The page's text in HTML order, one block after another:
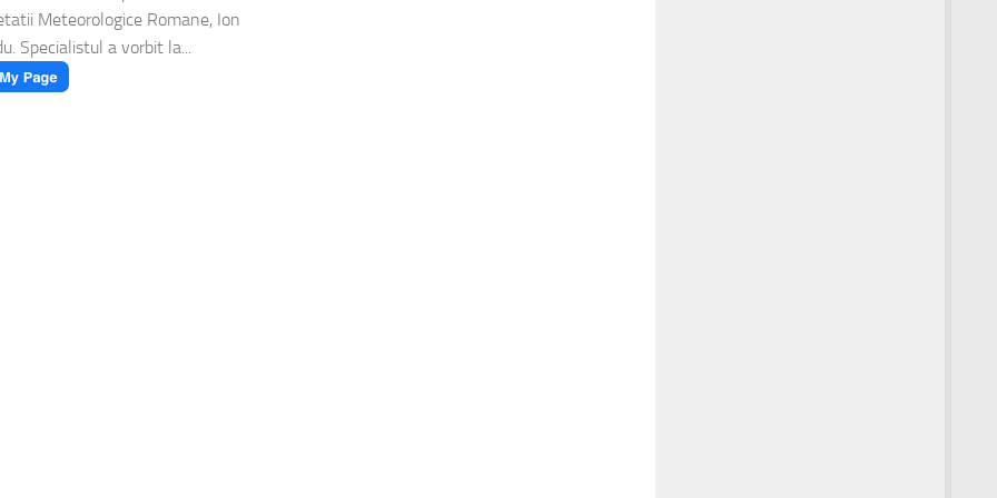
Meteorologice Romane, Ion
Specialistul a vorbit la...